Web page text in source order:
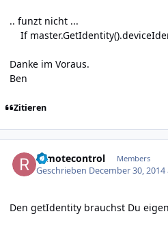
.. funzt nicht ...
If
Danke im Voraus.
Ben
Zitieren
remotecontrol Members
Geschrieben December 30, 2014
Den getIdentity brauchst Du